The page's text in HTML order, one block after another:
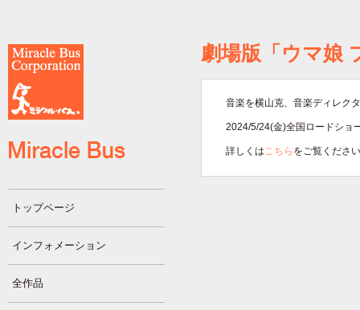
トップページ
インフォメーション
全作品
劇場版「ウマ娘
音楽を横山克、音楽ディレク
2024/5/24(金)全国ロードショ
詳しくはこちら をご覧くださ